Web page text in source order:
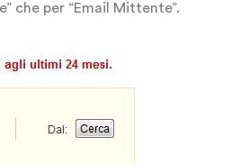
che per “Email Mittente”.